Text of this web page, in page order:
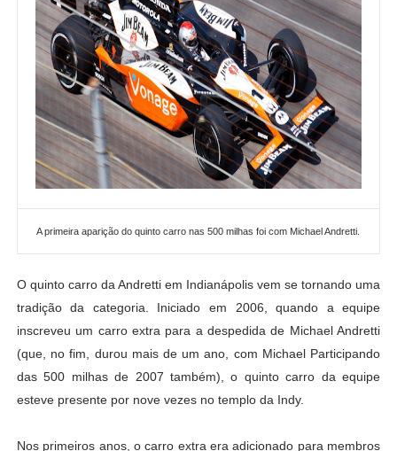
A primeira aparição do quinto carro nas 500 milhas foi com Michael Andretti.
O quinto carro da Andretti em Indianápolis vem se tornando uma
tradição da categoria. Iniciado em 2006, quando a equipe
inscreveu um carro extra para a despedida de Michael Andretti
(que, no fim, durou mais de um ano, com Michael Participando
das 500 milhas de 2007 também), o quinto carro da equipe
esteve presente por nove vezes no templo da Indy.
Nos primeiros anos, o carro extra era adicionado para membros